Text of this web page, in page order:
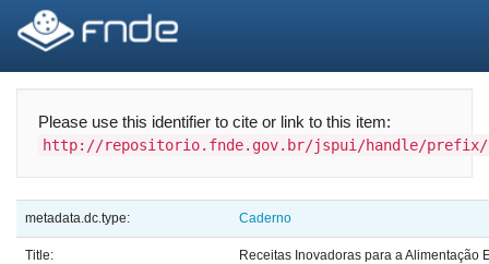
navigation
Please use this identifier to cite or link to this item:
http://repositorio.fnde.gov.br/jspui/handle/prefix/
metadata.dc.type: Caderno
Title: Receitas Inovadoras para a Alimentação